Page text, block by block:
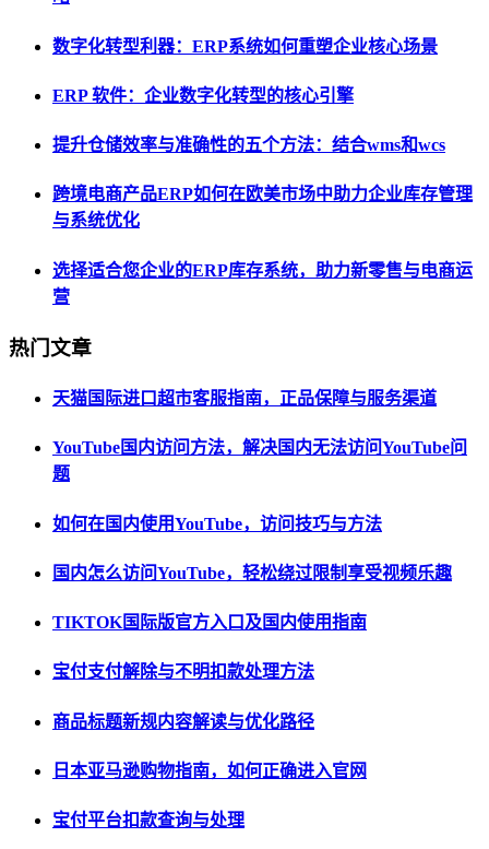
数字化转型利器：ERP系统如何重塑企业核心场景
ERP 软件：企业数字化转型的核心引擎
提升仓储效率与准确性的五个方法：结合wms和wcs
跨境电商产品ERP如何在欧美市场中助力企业库存管理
与系统优化
选择适合您企业的ERP库存系统，助力新零售与电商运
营
热门文章
天猫国际进口超市客服指南，正品保障与服务渠道
YouTube国内访问方法，解决国内无法访问YouTube问
题
如何在国内使用YouTube，访问技巧与方法
国内怎么访问YouTube，轻松绕过限制享受视频乐趣
TIKTOK国际版官方入口及国内使用指南
宝付支付解除与不明扣款处理方法
商品标题新规内容解读与优化路径
日本亚马逊购物指南，如何正确进入官网
宝付平台扣款查询与处理